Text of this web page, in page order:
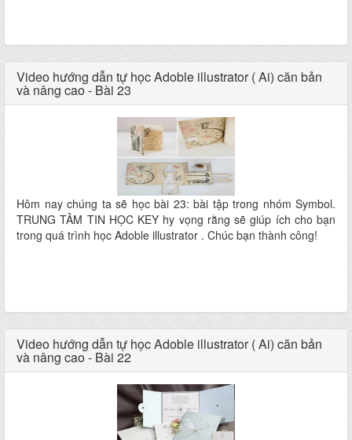
Video hướng dẫn tự học Adoble illustrator ( Ai) căn bản
và nâng cao - Bài 23
Hôm nay chúng ta sẽ học bài 23: bài tập trong nhóm Symbol.
TRUNG TÂM TIN HỌC KEY hy vọng rằng sẽ giúp ích cho bạn
trong quá trình học Adoble illustrator . Chúc bạn thành công!
Video hướng dẫn tự học Adoble illustrator ( Ai) căn bản
và nâng cao - Bài 22